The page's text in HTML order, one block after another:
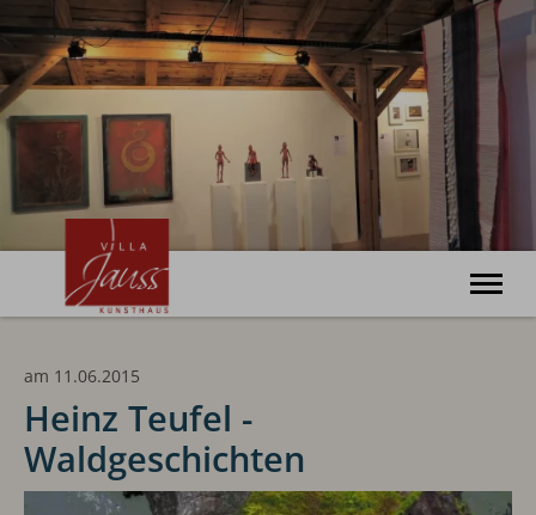
Ausstellungen
Veranstaltungen
Kunsthaus
Haus Bonatz
Archiv
am 11.06.2015
Heinz Teufel -
Waldgeschichten